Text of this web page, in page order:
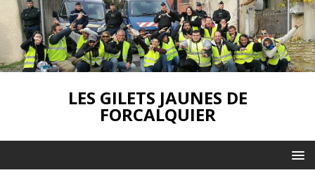
LES GILETS JAUNES DE
FORCALQUIER